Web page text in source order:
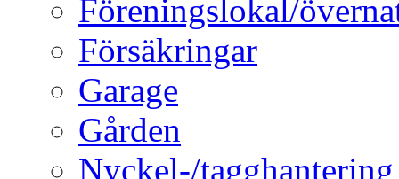
Föreningslokal/
Försäkringar
Garage
Gården
Nyckel-/tagghantering